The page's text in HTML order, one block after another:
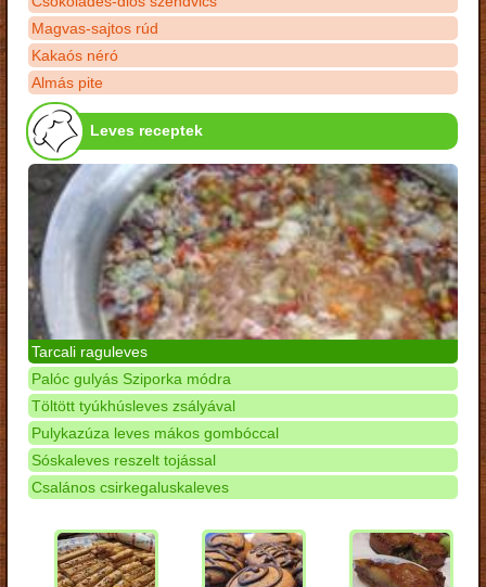
Magvas-sajtos rúd
Kakaós néró
Almás pite
Leves receptek
Tarcali raguleves
Palóc gulyás Sziporka módra
Töltött tyúkhúsleves zsályával
Pulykazúza leves mákos gombóccal
Sóskaleves reszelt tojással
Csalános csirkegaluskaleves